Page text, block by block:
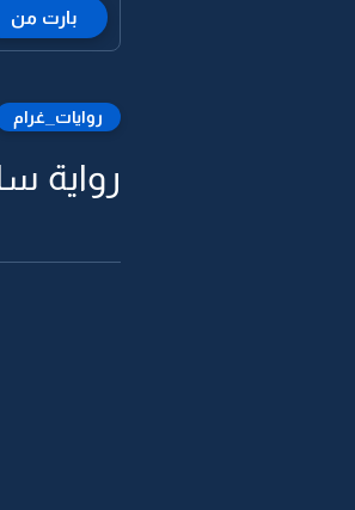
بارت من
روايات_غرام
رواية